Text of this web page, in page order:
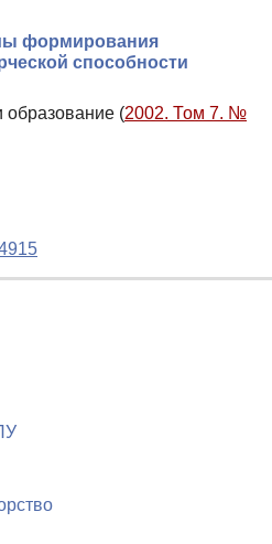
формирования
способности
образование (2002. Том 7. №